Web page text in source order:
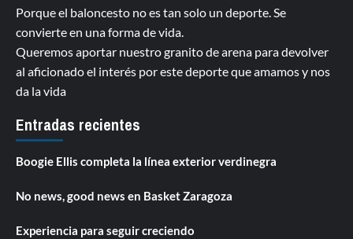
Porque el baloncesto no es tan solo un deporte. Se
convierte en una forma de vida.
Queremos aportar nuestro granito de arena para devolver
al aficionado el interés por este deporte que amamos y nos
da la vida
Entradas recientes
Boogie Ellis completa la línea exterior verdinegra
No news, good news en Basket Zaragoza
Experiencia para seguir creciendo